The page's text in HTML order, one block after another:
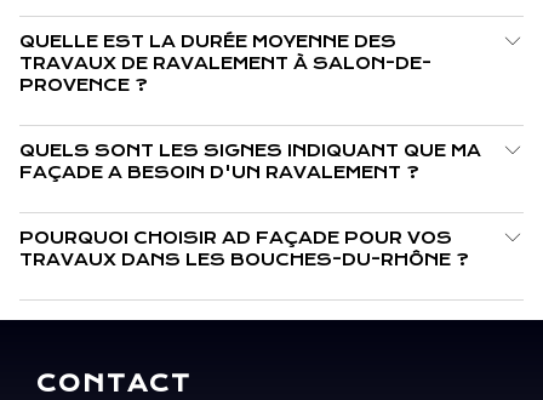
QUELLE EST LA DURÉE MOYENNE DES
TRAVAUX DE RAVALEMENT À SALON-DE-
PROVENCE ?
QUELS SONT LES SIGNES INDIQUANT QUE MA
FAÇADE A BESOIN D'UN RAVALEMENT ?
POURQUOI CHOISIR AD FAÇADE POUR VOS
TRAVAUX DANS LES BOUCHES-DU-RHÔNE ?
CONTACT